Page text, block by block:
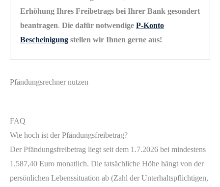
Erhöhung Ihres Freibetrags bei Ihrer Bank gesondert
beantragen. Die dafür notwendige P-Konto
Bescheinigung stellen wir Ihnen gerne aus!
Pfändungsrechner nutzen
FAQ
Wie hoch ist der Pfändungsfreibetrag?
Der Pfändungsfreibetrag liegt seit dem 1.7.2026 bei mindestens
1.587,40 Euro monatlich. Die tatsächliche Höhe hängt von der
persönlichen Lebenssituation ab (Zahl der Unterhaltspflichtigen,